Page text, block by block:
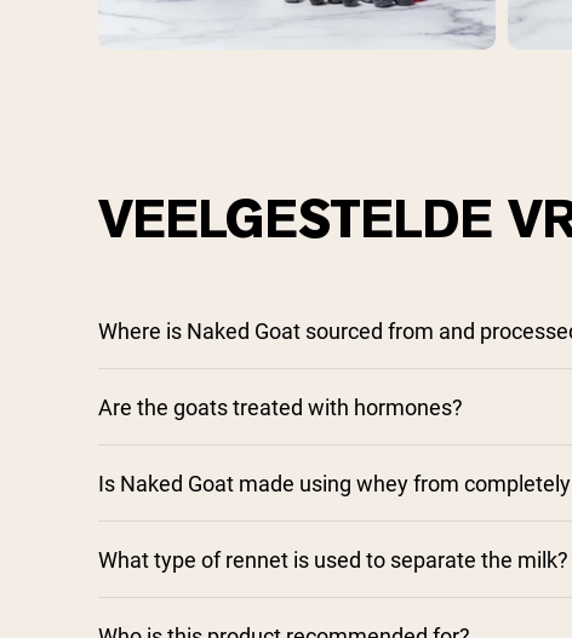
VEELGESTELDE
Where is Naked Goat sourced from and
Are the goats treated with hormones?
Is Naked Goat made using whey from
What type of rennet is used to separate the milk?